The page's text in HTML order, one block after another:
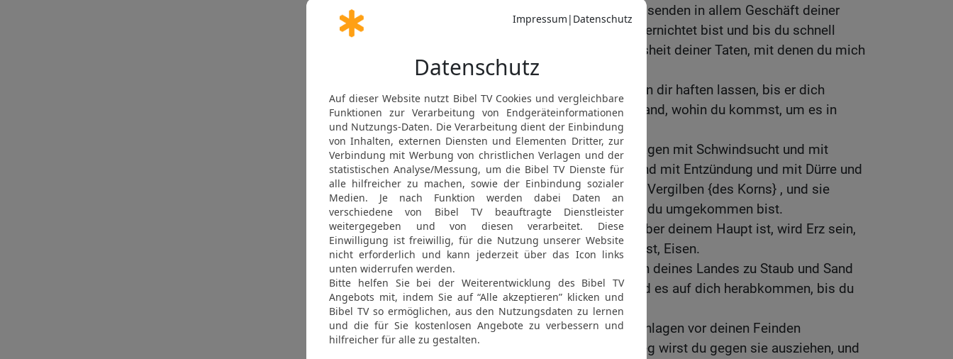
Verwünschung gegen dich senden in allem Geschäft deiner
Hand, das du tust, bis du vernichtet bist und bis du schnell
umkommst wegen der Bosheit deiner Taten, mit denen du mich
verlassen hast.
Der Herr wird die Pest an dir haften lassen, bis er dich
ausgerottet hat aus dem Land, wohin du kommst, um es in
Besitz zu nehmen.
22 Der Herr wird dich schlagen mit Schwindsucht und mit
Fieberglut und mit Hitze und mit Entzündung und mit Dürre und
mit Getreidebrand und mit Vergilben {des Korns} , und sie
werden dich verfolgen, bis du umgekommen bist.
23 Und dein Himmel, der über deinem Haupt ist, wird Erz sein,
und die Erde, die unter dir ist, Eisen.
Der Herr wird den Regen deines Landes zu Staub und Sand
machen. Vom Himmel wird es auf dich herabkommen, bis du
umgekommen bist.
25 Der Herr wird dich geschlagen vor deinen Feinden
dahingeben. Auf einem Weg wirst du gegen sie ausziehen, und